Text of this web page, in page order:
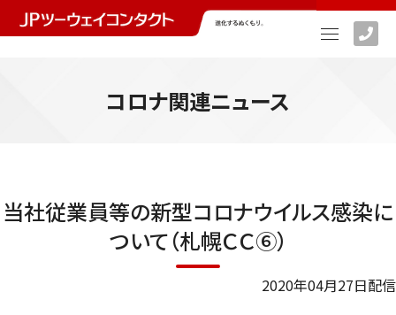
コロナ関連ニュース
当社従業員等の新型コロナウイルス感染に
ついて（札幌ＣＣ⑥）
2020年04月27日配信